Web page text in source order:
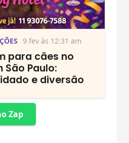
9 fev às 12:31 am
para cães no
São Paulo:
e diversão
Zap